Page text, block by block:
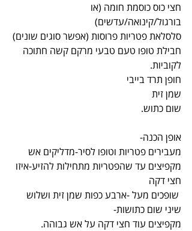
חצי כוס כוסמת חומה (או
בורגול/קינואה/עדשים)
סלסלאת פטריות פרוסות (אפשר סוגים שונים)
חבילת טופו טעם טבעי מרקם קשה חתוכה
לקוביות.
חופן תרד בייבי
שמן זית
שום כתוש.
אופן הכנה-
מעבירים פטריות וטופו לסיר-מדליקים אש
מקפיצים עד שהפטריות מתחילות להזיע-איזו
חצי דקה
שופכים מעל -ארבע כפות שמן זית ושלוש
שיני שום כתושות-
מקפיצים עוד חצי דקה על אש גבוהה.